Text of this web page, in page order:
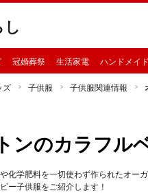
し
冠婚葬祭 生活家電 ハンドメイド
ズ 子供服 子供服関連情報
ンのカラフル
化学肥料を一切使わず作られたオー
ー子供服をご紹介します！